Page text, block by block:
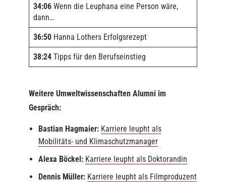
34:06 Wenn die Leuphana eine Person wäre,
dann…
36:50 Hanna Lothers Erfolgsrezept
38:24 Tipps für den Berufseinstieg
Weitere Umweltwissenschaften Alumni im
Gespräch:
Bastian Hagmaier: Karriere leupht als
Mobilitäts- und Klimaschutzmanager
Alexa Böckel: Karriere leupht als Doktorandin
Dennis Müller: Karriere leupht als Filmproduzent